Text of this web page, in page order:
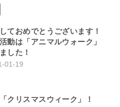
ておめでとうございます！
動は「アニマルウォーク」
した！
01-19
クリスマスウィーク」！